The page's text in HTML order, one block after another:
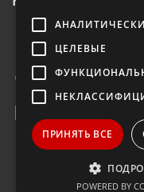
Introtek GmbH,
Deutschland
Звоните нам:
ЦЕЛЕВЫЕ
ПРИНЯТЬ ВСЕ
POWERED BY